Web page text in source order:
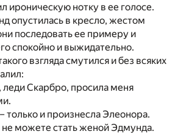
ироническую нотку в ее голосе.
опустилась в кресло, жестом
последовать ее примеру и
спокойно и выжидательно.
взгляда смутился и без всяких
леди Скарбро, просила меня
только и произнесла Элеонора.
можете стать женой Эдмунда.